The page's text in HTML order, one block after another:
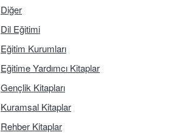
Diğer
Dil Eğitimi
Eğitim Kurumları
Eğitime Yardımcı Kitaplar
Gençlik Kitapları
Kuramsal Kitaplar
Rehber Kitaplar